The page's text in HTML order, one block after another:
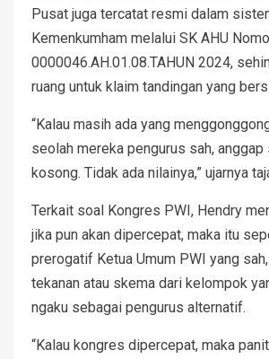
Pusat juga tercatat resmi dalam
Kemenkumham melalui SK AHU
0000046.AH.01.08.TAHUN 2024,
ruang untuk klaim tandingan yang
“Kalau masih ada yang
seolah mereka pengurus sah, anggap
kosong. Tidak ada nilainya,” ujarnya
Terkait soal Kongres PWI, Hendry
jika pun akan dipercepat, maka itu
prerogatif Ketua Umum PWI yang
tekanan atau skema dari kelompok
ngaku sebagai pengurus alternatif.
“Kalau kongres dipercepat, maka